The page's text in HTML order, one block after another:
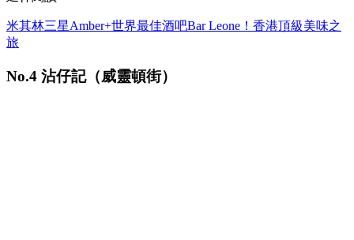
米其林三星Amber+世界最佳酒吧Bar Leone！香港頂級美味之
旅
No.4 沾仔記（威靈頓街）